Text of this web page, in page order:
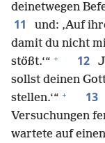
deinetwegen
11
und: ‚Auf
damit du nicht
stößt.‘“ + 12
sollst deinen
stellen.‘“ + 13
Versuchungen
wartete auf